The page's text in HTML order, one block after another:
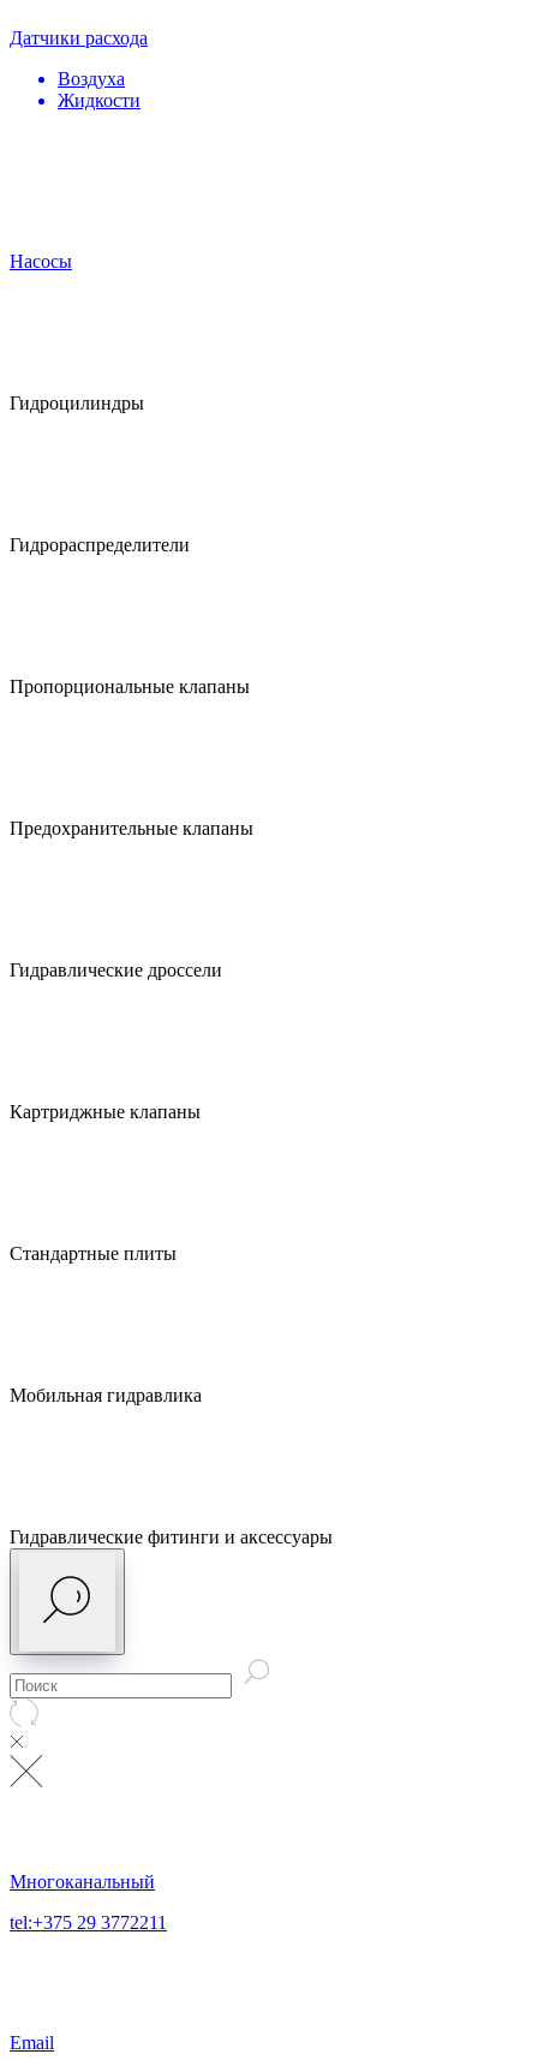
Датчики расхода
Воздуха
Жидкости
Насосы
Гидроцилиндры
Гидрораспределители
Пропорциональные клапаны
Предохранительные клапаны
Гидравлические дроссели
Картриджные клапаны
Стандартные плиты
Мобильная гидравлика
Гидравлические фитинги и аксессуары
Многоканальный
tel:+375 29 3772211
Email